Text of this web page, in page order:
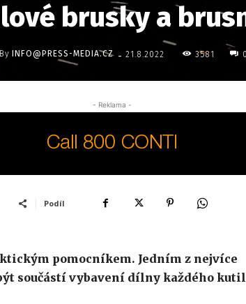
brusky a
INFO@PRESS-MEDIA.CZ - 21.8.2022 3581 0
- Reklama -
Podíl
pomocníkem. Jedním z nejvíce
součástí vybavení dílny každého